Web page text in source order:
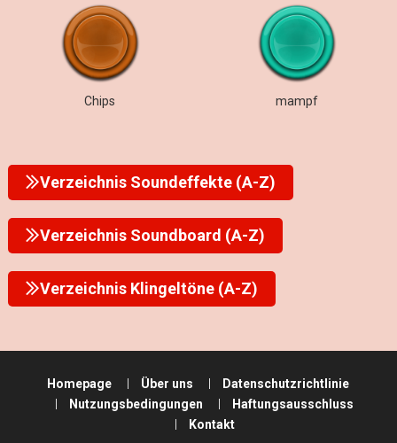
Chips mampf
Verzeichnis Soundeffekte (A-Z)
Verzeichnis Soundboard (A-Z)
Verzeichnis Klingeltöne (A-Z)
Homepage Über uns
Datenschutzrichtlinie
Nutzungsbedingungen
Haftungsausschluss
Kontakt